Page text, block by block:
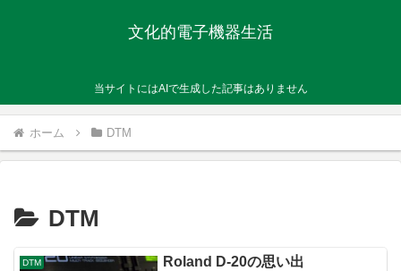
文化的電子機器生活
当サイトにはAIで生成した記事はありません
ホーム DTM
DTM
DTM Roland D-20の思い出